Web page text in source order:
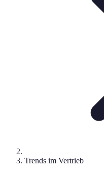
Trends im Vertrieb